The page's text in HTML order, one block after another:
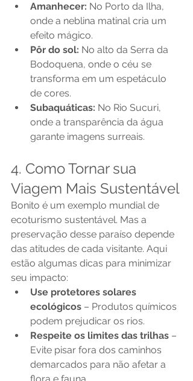
Amanhecer: No Porto da Ilha,
onde a neblina matinal cria um
efeito mágico.
Pôr do sol: No alto da Serra da
Bodoquena, onde o céu se
transforma em um espetáculo
de cores.
Subaquáticas: No Rio Sucuri,
onde a transparência da água
garante imagens surreais.
4. Como Tornar sua
Viagem Mais Sustentável
Bonito é um exemplo mundial de
ecoturismo sustentável. Mas a
preservação desse paraíso depende
das atitudes de cada visitante. Aqui
estão algumas dicas para minimizar
seu impacto:
Use protetores solares
ecológicos – Produtos químicos
podem prejudicar os rios.
Respeite os limites das trilhas –
Evite pisar fora dos caminhos
demarcados para não afetar a